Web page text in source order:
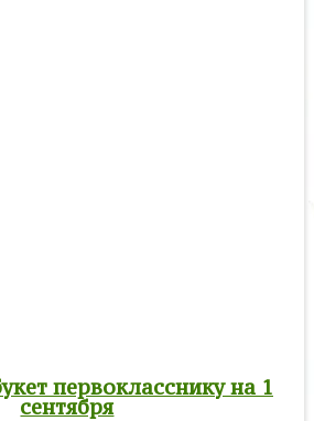
первокласснику на 1
сентября